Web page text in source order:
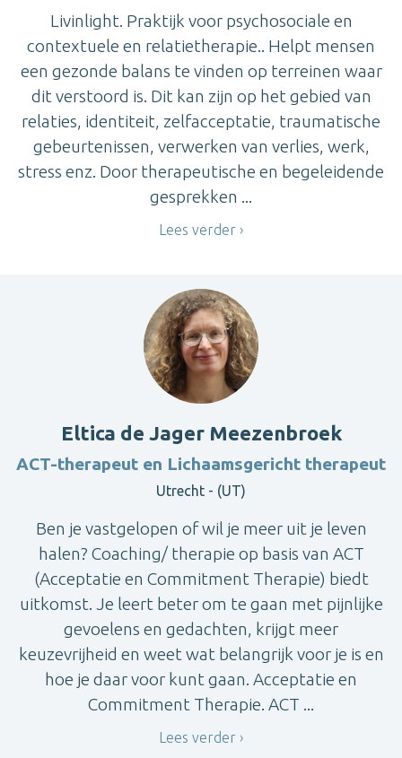
Livinlight. Praktijk voor psychosociale en
contextuele en relatietherapie.. Helpt mensen
een gezonde balans te vinden op terreinen waar
dit verstoord is. Dit kan zijn op het gebied van
relaties, identiteit, zelfacceptatie, traumatische
gebeurtenissen, verwerken van verlies, werk,
stress enz. Door therapeutische en begeleidende
gesprekken ...
Lees verder
Eltica de Jager Meezenbroek
ACT-therapeut en Lichaamsgericht therapeut
Utrecht - (UT)
Ben je vastgelopen of wil je meer uit je leven
halen? Coaching/ therapie op basis van ACT
(Acceptatie en Commitment Therapie) biedt
uitkomst. Je leert beter om te gaan met pijnlijke
gevoelens en gedachten, krijgt meer
keuzevrijheid en weet wat belangrijk voor je is en
hoe je daar voor kunt gaan. Acceptatie en
Commitment Therapie. ACT ...
Lees verder